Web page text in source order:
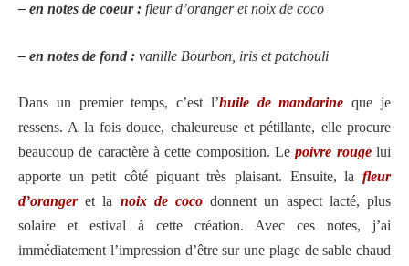
– en notes de coeur : fleur d’oranger et noix de coco
– en notes de fond : vanille Bourbon, iris et patchouli
Dans un premier temps, c’est l’huile de mandarine que je
ressens. A la fois douce, chaleureuse et pétillante, elle procure
beaucoup de caractère à cette composition. Lepoivre rougelui
apporte un petit côté piquant très plaisant. Ensuite, la fleur
d’orangeret la noix de coco donnent un aspect lacté, plus
solaire et estival à cette création. Avec ces notes, j’ai
immédiatement l’impression d’être sur une plage de sable chaud